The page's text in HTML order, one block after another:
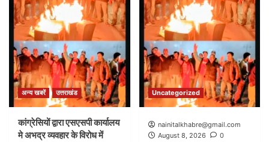
अन्य खबरें उत्तराखंड
कांग्रेसियों द्वारा एसएसपी कार्यालय
मे अभद्र व्यवहार के विरोध में
Uncategorized
nainitalkhabre@gmail.com
August 8, 2026
0